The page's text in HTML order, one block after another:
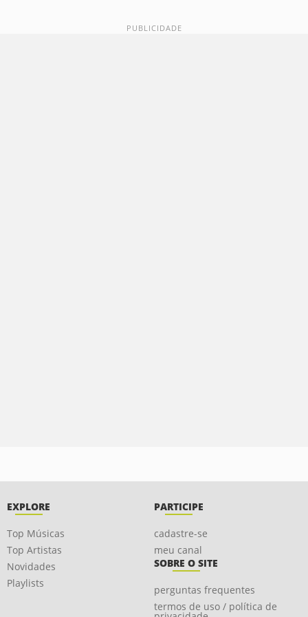
EXPLORE
Top Músicas
Top Artistas
Novidades
Playlists
PARTICIPE
cadastre-se
meu canal
SOBRE O SITE
perguntas frequentes
termos de uso / política de